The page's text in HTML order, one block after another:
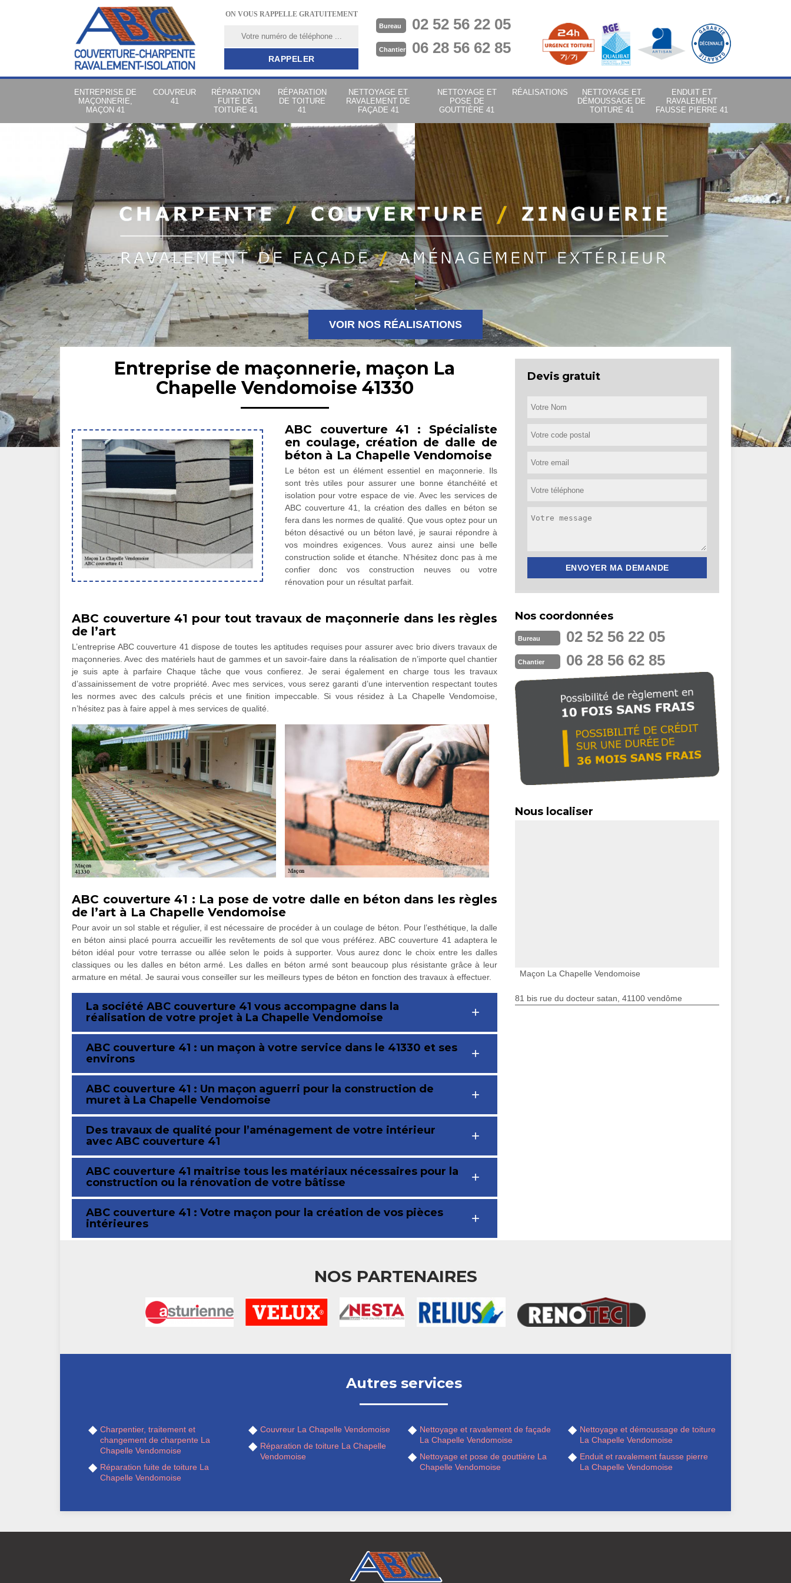
ON VOUS RAPPELLE GRATUITEMENT
Bureau 02 52 56 22 05
Chantier 06 28 56 62 85
ENTREPRISE DE
MAÇONNERIE,
MAÇON 41
COUVREUR
41
RÉPARATION
FUITE DE
TOITURE 41
RÉPARATION
DE TOITURE
41
NETTOYAGE ET
RAVALEMENT DE
FAÇADE 41
NETTOYAGE ET
POSE DE
GOUTTIÈRE 41
RÉALISATIONS
NETTOYAGE ET
DÉMOUSSAGE DE
TOITURE 41
ENDUIT ET
RAVALEMENT
FAUSSE PIERRE 41
VOIR NOS RÉALISATIONS
Entreprise de maçonnerie, maçon La
Chapelle Vendomoise 41330
ABC couverture 41 : Spécialiste
en coulage, création de dalle de
béton à La Chapelle Vendomoise
Le béton est un élément essentiel en maçonnerie. Ils
sont très utiles pour assurer une bonne étanchéité et
isolation pour votre espace de vie. Avec les services de
ABC couverture 41, la création des dalles en béton se
fera dans les normes de qualité. Que vous optez pour un
béton désactivé ou un béton lavé, je saurai répondre à
vos moindres exigences. Vous aurez ainsi une belle
construction solide et étanche. N’hésitez donc pas à me
confier donc vos construction neuves ou votre
rénovation pour un résultat parfait.
ABC couverture 41 pour tout travaux de maçonnerie dans les règles
de l’art
L’entreprise ABC couverture 41 dispose de toutes les aptitudes requises pour assurer avec brio divers travaux de
maçonneries. Avec des matériels haut de gammes et un savoir-faire dans la réalisation de n’importe quel chantier
je suis apte à parfaire Chaque tâche que vous confierez. Je serai également en charge tous les travaux
d’assainissement de votre propriété. Avec mes services, vous serez garanti d’une intervention respectant toutes
les normes avec des calculs précis et une finition impeccable. Si vous résidez à La Chapelle Vendomoise,
n’hésitez pas à faire appel à mes services de qualité.
ABC couverture 41 : La pose de votre dalle en béton dans les règles
de l’art à La Chapelle Vendomoise
Pour avoir un sol stable et régulier, il est nécessaire de procéder à un coulage de béton. Pour l’esthétique, la dalle
en béton ainsi placé pourra accueillir les revêtements de sol que vous préférez. ABC couverture 41 adaptera le
béton idéal pour votre terrasse ou allée selon le poids à supporter. Vous aurez donc le choix entre les dalles
classiques ou les dalles en béton armé. Les dalles en béton armé sont beaucoup plus résistante grâce à leur
armature en métal. Je saurai vous conseiller sur les meilleurs types de béton en fonction des travaux à effectuer.
La société ABC couverture 41 vous accompagne dans la
réalisation de votre projet à La Chapelle Vendomoise
ABC couverture 41 : un maçon à votre service dans le 41330 et ses
environs
ABC couverture 41 : Un maçon aguerri pour la construction de
muret à La Chapelle Vendomoise
Des travaux de qualité pour l’aménagement de votre intérieur
avec ABC couverture 41
ABC couverture 41 maitrise tous les matériaux nécessaires pour la
construction ou la rénovation de votre bâtisse
ABC couverture 41 : Votre maçon pour la création de vos pièces
intérieures
Devis gratuit
Nos coordonnées
Bureau 02 52 56 22 05
Chantier 06 28 56 62 85
Nous localiser
Maçon La Chapelle Vendomoise
81 bis rue du docteur satan, 41100 vendôme
NOS PARTENAIRES
Autres services
Charpentier, traitement et
changement de charpente La
Chapelle Vendomoise
Réparation fuite de toiture La
Chapelle Vendomoise
Couvreur La Chapelle Vendomoise
Réparation de toiture La Chapelle
Vendomoise
Nettoyage et ravalement de façade
La Chapelle Vendomoise
Nettoyage et pose de gouttière La
Chapelle Vendomoise
Nettoyage et démoussage de toiture
La Chapelle Vendomoise
Enduit et ravalement fausse pierre
La Chapelle Vendomoise